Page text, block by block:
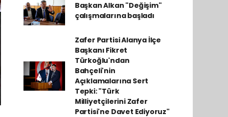
Başkan Alkan "Değişim"
çalışmalarına başladı
Zafer Partisi Alanya İlçe
Başkanı Fikret
Türkoğlu'ndan
Bahçeli'nin
Açıklamalarına Sert
Tepki: "Türk
Milliyetçilerini Zafer
Partisi'ne Davet Ediyoruz"